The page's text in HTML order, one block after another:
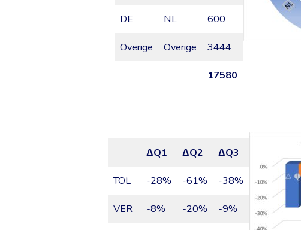
DE NL 600
Overige Overige 3444
17580
ΔQ1 ΔQ2 ΔQ3
TOL -28% -61% -38%
VER -8% -20% -9%